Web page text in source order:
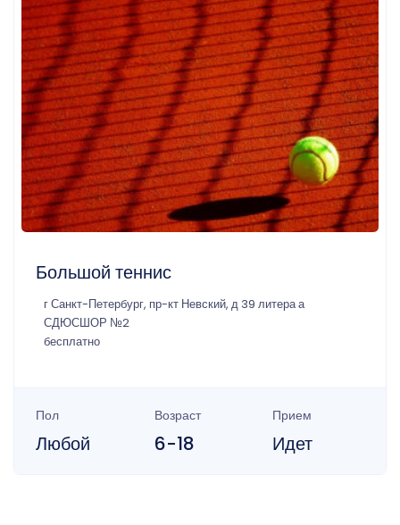
Большой теннис
г Санкт-Петербург, пр-кт Невский, д 39 литера а
СДЮСШОР №2
бесплатно
Пол
Любой
Возраст
6-18
Прием
Идет